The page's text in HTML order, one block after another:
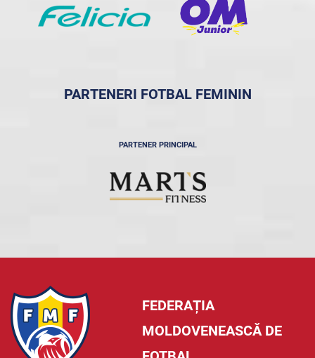
PARTENERI FOTBAL FEMININ
PARTENER PRINCIPAL
FEDERAȚIA
MOLDOVENEASCĂ DE